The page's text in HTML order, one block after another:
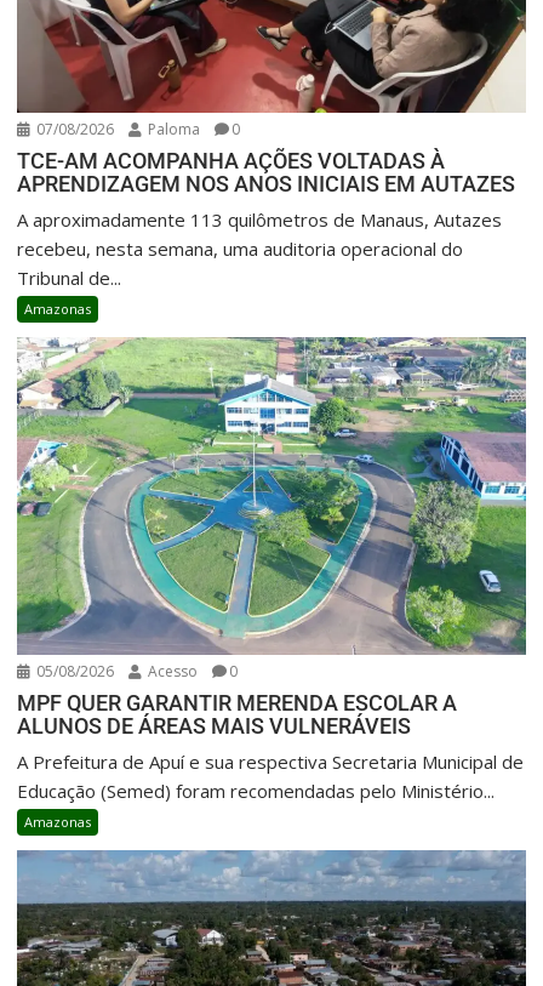
07/08/2026 Paloma 0
TCE-AM ACOMPANHA AÇÕES VOLTADAS À
APRENDIZAGEM NOS ANOS INICIAIS EM AUTAZES
A aproximadamente 113 quilômetros de Manaus, Autazes
recebeu, nesta semana, uma auditoria operacional do
Tribunal de...
Amazonas
05/08/2026 Acesso 0
MPF QUER GARANTIR MERENDA ESCOLAR A
ALUNOS DE ÁREAS MAIS VULNERÁVEIS
A Prefeitura de Apuí e sua respectiva Secretaria Municipal de
Educação (Semed) foram recomendadas pelo Ministério...
Amazonas